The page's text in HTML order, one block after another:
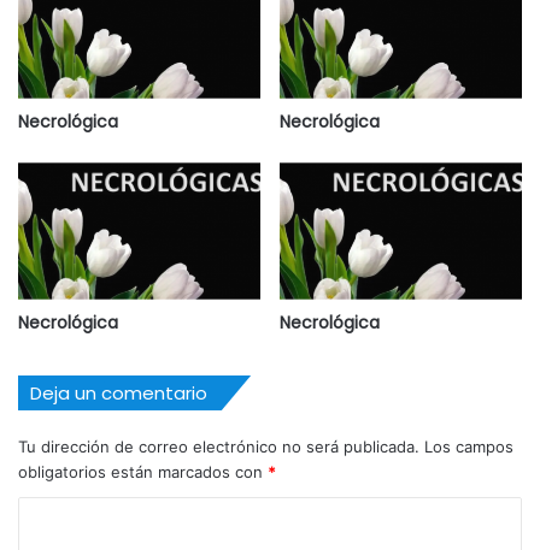
Necrológica Necrológica
Necrológica Necrológica
Deja un comentario
Tu dirección de correo electrónico no será publicada. Los campos
obligatorios están marcados con *